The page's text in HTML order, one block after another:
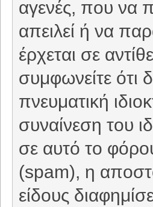
αγενές, που να
απειλεί ή να
έρχεται σε
συμφωνείτε ότι
πνευματική
συναίνεση του
σε αυτό το
(spam), η
είδους